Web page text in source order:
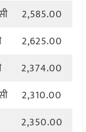
2,585.00
2,625.00
2,374.00
2,310.00
2,350.00